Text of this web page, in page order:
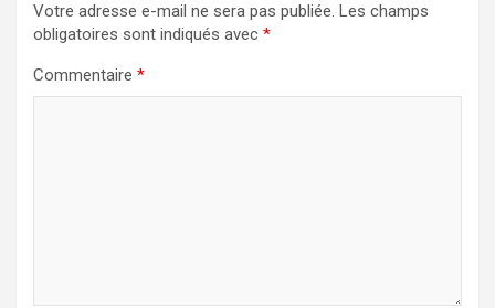
Votre adresse e-mail ne sera pas publiée. Les champs
obligatoires sont indiqués avec *
Commentaire *